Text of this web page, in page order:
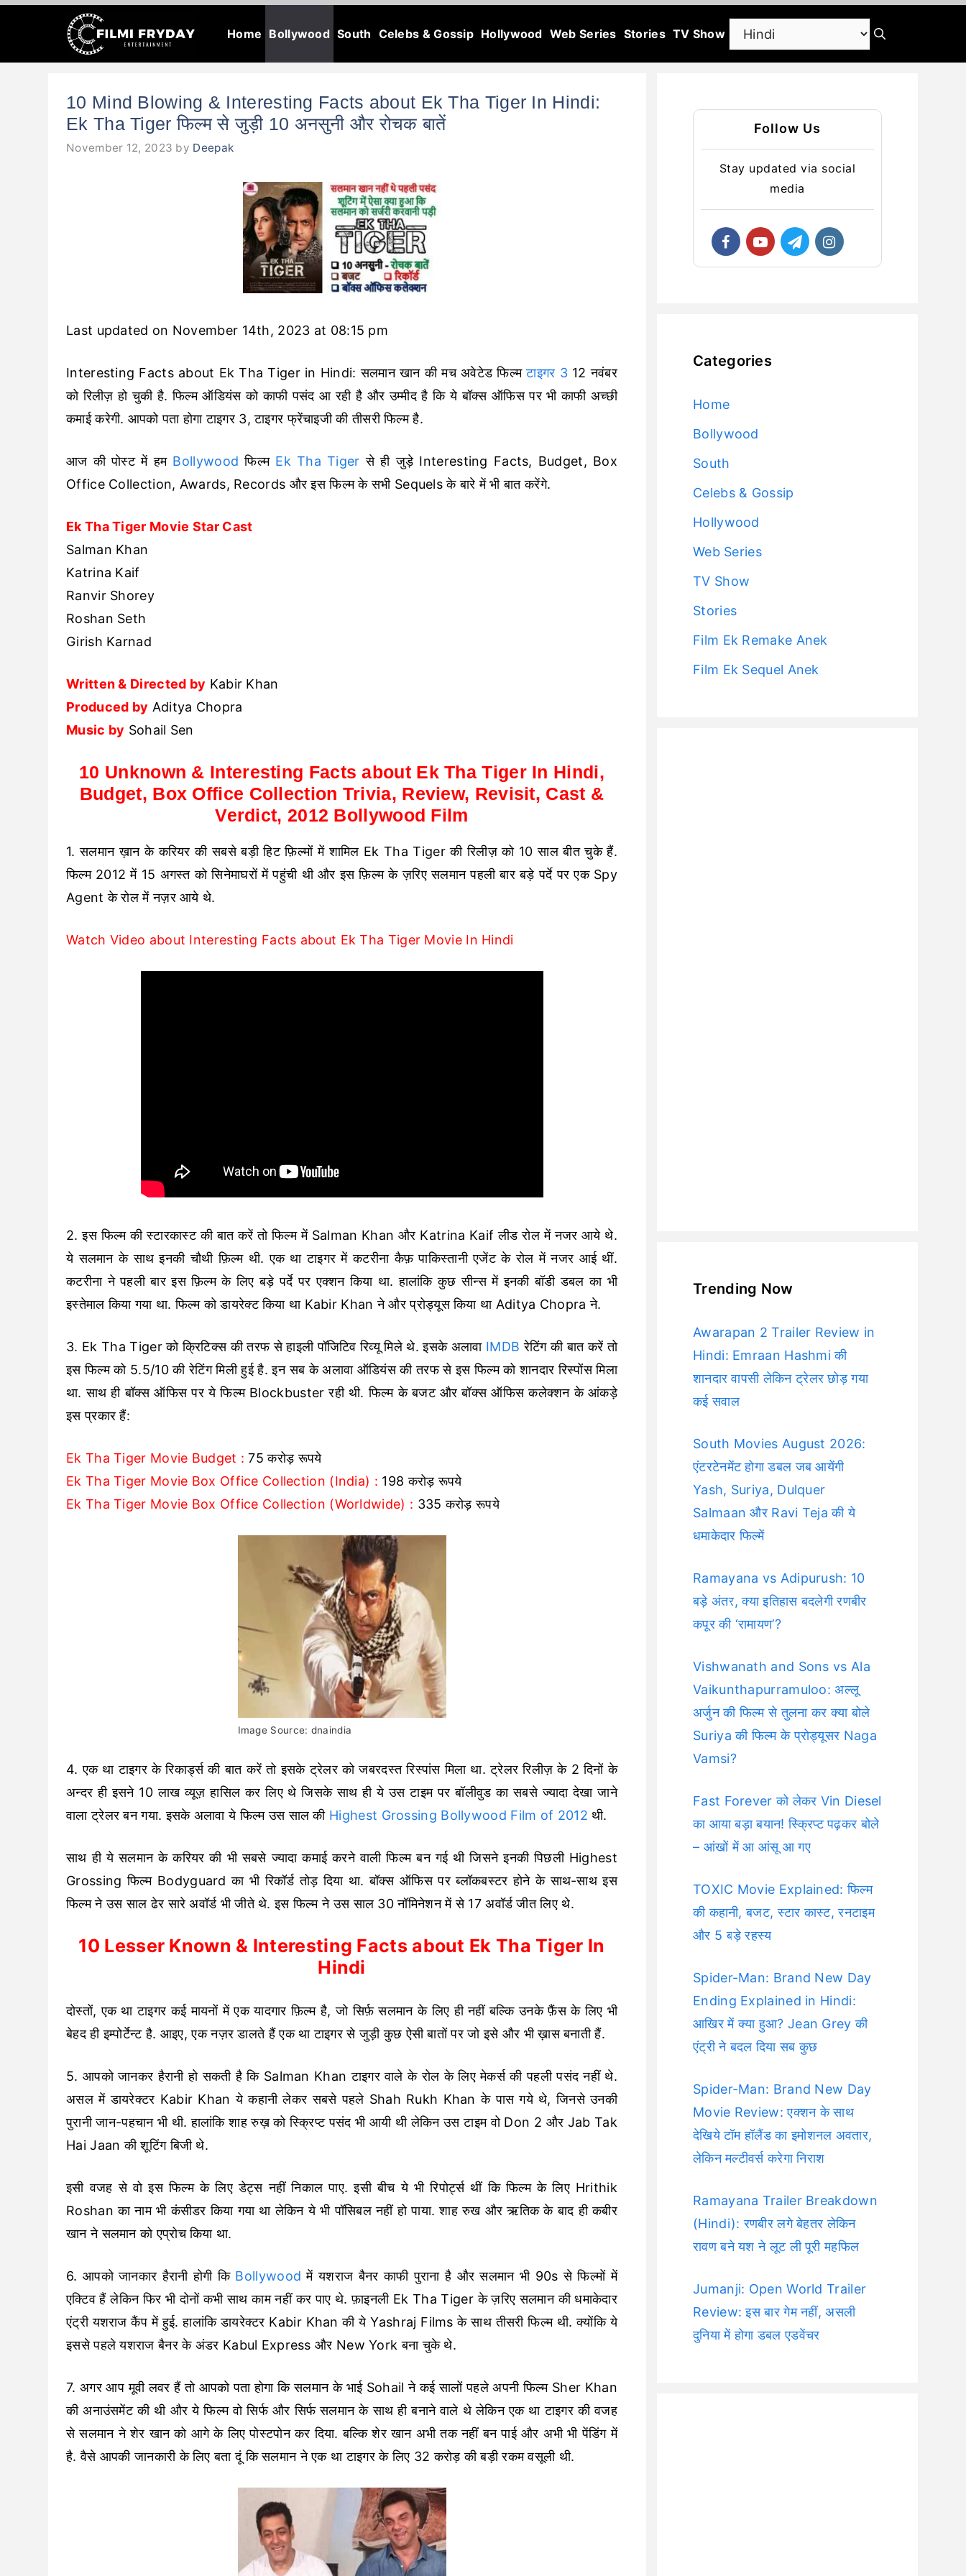
content
Home Bollywood South Celebs & Gossip Hollywood Web Series Stories TV Show
10 Mind Blowing & Interesting Facts about Ek Tha Tiger In Hindi:
Ek Tha Tiger फिल्म से जुड़ी 10 अनसुनी और रोचक बातें
November 12, 2023 by Deepak
Last updated on November 14th, 2023 at 08:15 pm
Interesting Facts about Ek Tha Tiger in Hindi: सलमान खान की मच अवेटेड फिल्मटाइगर 312 नवंबर
को रिलीज़ हो चुकी है. फिल्म ऑडियंस को काफी पसंद आ रही है और उम्मीद है कि ये बॉक्स ऑफिस पर भी काफी अच्छी
कमाई करेगी. आपको पता होगा टाइगर 3, टाइगर फ्रेंचाइजी की तीसरी फिल्म है.
आज की पोस्ट में हम Bollywood फिल्म Ek Tha Tiger से ही जुड़े Interesting Facts, Budget, Box
Office Collection, Awards, Records और इस फिल्म के सभी Sequels के बारे में भी बात करेंगे.
Ek Tha Tiger Movie Star Cast
Salman Khan
Katrina Kaif
Ranvir Shorey
Roshan Seth
Girish Karnad
Written & Directed by Kabir Khan
Produced by Aditya Chopra
Music by Sohail Sen
10 Unknown & Interesting Facts about Ek Tha Tiger In Hindi,
Budget, Box Office Collection Trivia, Review, Revisit, Cast &
Verdict, 2012 Bollywood Film
1. सलमान ख़ान के करियर की सबसे बड़ी हिट फ़िल्मों में शामिल Ek Tha Tiger की रिलीज़ को 10 साल बीत चुके हैं.
फिल्म 2012 में 15 अगस्त को सिनेमाघरों में पहुंची थी और इस फ़िल्म के ज़रिए सलमान पहली बार बड़े पर्दे पर एक Spy
Agent के रोल में नज़र आये थे.
Watch Video about Interesting Facts about Ek Tha Tiger Movie In Hindi
2. इस फिल्म की स्टारकास्ट की बात करें तो फिल्म में Salman Khan और Katrina Kaif लीड रोल में नजर आये थे.
ये सलमान के साथ इनकी चौथी फ़िल्म थी. एक था टाइगर में कटरीना कैफ़ पाकिस्तानी एजेंट के रोल में नजर आई थीं.
कटरीना ने पहली बार इस फ़िल्म के लिए बड़े पर्दे पर एक्शन किया था. हालांकि कुछ सीन्स में इनकी बॉडी डबल का भी
इस्तेमाल किया गया था. फिल्म को डायरेक्ट किया था Kabir Khan ने और प्रोड्यूस किया था Aditya Chopra ने.
3. Ek Tha Tiger को क्रिटिक्स की तरफ से हाइली पॉजिटिव रिव्यू मिले थे. इसके अलावा IMDB रेटिंग की बात करें तो
इस फिल्म को 5.5/10 की रेटिंग मिली हुई है. इन सब के अलावा ऑडियंस की तरफ से इस फिल्म को शानदार रिस्पोंस मिला
था. साथ ही बॉक्स ऑफिस पर ये फिल्म Blockbuster रही थी. फिल्म के बजट और बॉक्स ऑफिस कलेक्शन के आंकड़े
इस प्रकार हैं:
Ek Tha Tiger Movie Budget : 75 करोड़ रूपये
Ek Tha Tiger Movie Box Office Collection (India) : 198 करोड़ रूपये
Ek Tha Tiger Movie Box Office Collection (Worldwide) : 335 करोड़ रूपये
Image Source: dnaindia
4. एक था टाइगर के रिकार्ड्स की बात करें तो इसके ट्रेलर को जबरदस्त रिस्पांस मिला था. ट्रेलर रिलीज़ के 2 दिनों के
अन्दर ही इसने 10 लाख व्यूज़ हासिल कर लिए थे जिसके साथ ही ये उस टाइम पर बॉलीवुड का सबसे ज्यादा देखा जाने
वाला ट्रेलर बन गया. इसके अलावा ये फिल्म उस साल की Highest Grossing Bollywood Film of 2012 थी.
साथ ही ये सलमान के करियर की भी सबसे ज्यादा कमाई करने वाली फिल्म बन गई थी जिसने इनकी पिछली Highest
Grossing फिल्म Bodyguard का भी रिकॉर्ड तोड़ दिया था. बॉक्स ऑफिस पर ब्लॉकबस्टर होने के साथ-साथ इस
फिल्म ने उस साल ढेर सारे अवॉर्ड भी जीते थे. इस फिल्म ने उस साल 30 नॉमिनेशन में से 17 अवॉर्ड जीत लिए थे.
10 Lesser Known & Interesting Facts about Ek Tha Tiger In
Hindi
दोस्तों, एक था टाइगर कई मायनों में एक यादगार फ़िल्म है, जो सिर्फ़ सलमान के लिए ही नहीं बल्कि उनके फ़ैंस के लिए भी
बेहद ही इम्पोर्टेन्ट है. आइए, एक नज़र डालते हैं एक था टाइगर से जुड़ी कुछ ऐसी बातों पर जो इसे और भी ख़ास बनाती हैं.
5. आपको जानकर हैरानी हो सकती है कि Salman Khan टाइगर वाले के रोल के लिए मेकर्स की पहली पसंद नहीं थे.
असल में डायरेक्टर Kabir Khan ये कहानी लेकर सबसे पहले Shah Rukh Khan के पास गये थे, जिनसे उनकी
पुरानी जान-पहचान भी थी. हालांकि शाह रुख़ को स्क्रिप्ट पसंद भी आयी थी लेकिन उस टाइम वो Don 2 और Jab Tak
Hai Jaan की शूटिंग बिजी थे.
इसी वजह से वो इस फिल्म के लिए डेट्स नहीं निकाल पाए. इसी बीच ये भी रिपोर्ट्स थीं कि फिल्म के लिए Hrithik
Roshan का नाम भी कंसीडर किया गया था लेकिन ये भी पॉसिबल नहीं हो पाया. शाह रुख और ऋतिक के बाद ही कबीर
खान ने सलमान को एप्रोच किया था.
6. आपको जानकार हैरानी होगी कि Bollywood में यशराज बैनर काफी पुराना है और सलमान भी 90s से फिल्मों में
एक्टिव हैं लेकिन फिर भी दोनों कभी साथ काम नहीं कर पाए थे. फ़ाइनली Ek Tha Tiger के ज़रिए सलमान की धमाकेदार
एंट्री यशराज कैंप में हुई. हालांकि डायरेक्टर Kabir Khan की ये Yashraj Films के साथ तीसरी फिल्म थी. क्योंकि ये
इससे पहले यशराज बैनर के अंडर Kabul Express और New York बना चुके थे.
7. अगर आप मूवी लवर हैं तो आपको पता होगा कि सलमान के भाई Sohail ने कई सालों पहले अपनी फिल्म Sher Khan
की अनाउंसमेंट की थी और ये फिल्म वो सिर्फ और सिर्फ सलमान के साथ ही बनाने वाले थे लेकिन एक था टाइगर की वजह
से सलमान ने शेर खान को आगे के लिए पोस्टपोन कर दिया. बल्कि शेर खान अभी तक नहीं बन पाई और अभी भी पेंडिंग में
है. वैसे आपकी जानकारी के लिए बता दूं कि सलमान ने एक था टाइगर के लिए 32 करोड़ की बड़ी रकम वसूली थी.
Follow Us
Stay updated via social
media
Categories
Home
Bollywood
South
Celebs & Gossip
Hollywood
Web Series
TV Show
Stories
Film Ek Remake Anek
Film Ek Sequel Anek
Trending Now
Awarapan 2 Trailer Review in
Hindi: Emraan Hashmi की
शानदार वापसी लेकिन ट्रेलर छोड़ गया
कई सवाल
South Movies August 2026:
एंटरटेनमेंट होगा डबल जब आयेंगी
Yash, Suriya, Dulquer
Salmaan और Ravi Teja की ये
धमाकेदार फिल्में
Ramayana vs Adipurush: 10
बड़े अंतर, क्या इतिहास बदलेगी रणबीर
कपूर की ‘रामायण’?
Vishwanath and Sons vs Ala
Vaikunthapurramuloo: अल्लू
अर्जुन की फिल्म से तुलना कर क्या बोले
Suriya की फिल्म के प्रोड्यूसर Naga
Vamsi?
Fast Forever को लेकर Vin Diesel
का आया बड़ा बयान! स्क्रिप्ट पढ़कर बोले
– आंखों में आ आंसू आ गए
TOXIC Movie Explained: फिल्म
की कहानी, बजट, स्टार कास्ट, रनटाइम
और 5 बड़े रहस्य
Spider-Man: Brand New Day
Ending Explained in Hindi:
आखिर में क्या हुआ? Jean Grey की
एंट्री ने बदल दिया सब कुछ
Spider-Man: Brand New Day
Movie Review: एक्शन के साथ
देखिये टॉम हॉलैंड का इमोशनल अवतार,
लेकिन मल्टीवर्स करेगा निराश
Ramayana Trailer Breakdown
(Hindi): रणबीर लगे बेहतर लेकिन
रावण बने यश ने लूट ली पूरी महफिल
Jumanji: Open World Trailer
Review: इस बार गेम नहीं, असली
दुनिया में होगा डबल एडवेंचर